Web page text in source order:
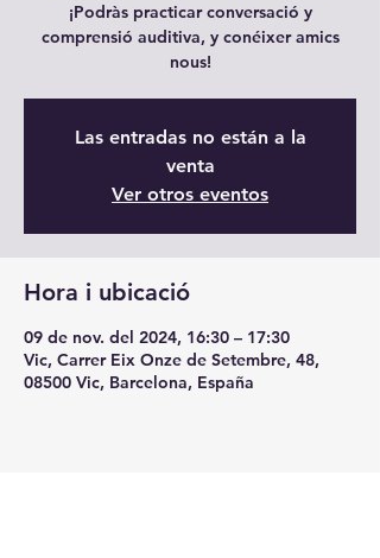
¡Podràs practicar conversació y
comprensió auditiva, y conéixer amics
nous!
Las entradas no están a la
venta
Ver otros eventos
Hora i ubicació
09 de nov. del 2024, 16:30 – 17:30
Vic, Carrer Eix Onze de Setembre, 48,
08500 Vic, Barcelona, España